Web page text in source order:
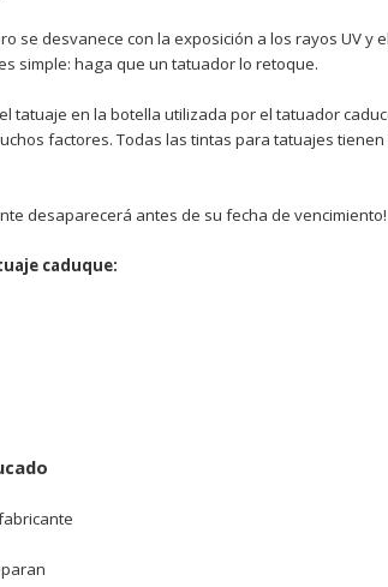
se desvanece con la exposición a los rayos UV y
simple: haga que un tatuador lo retoque.
tatuaje en la botella utilizada por el tatuador
factores. Todas las tintas para tatuajes
desaparecerá antes de su fecha de vencimiento!
caduque: